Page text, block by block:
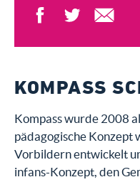
KOMPASS
Kompass wurde 2008
pädagogische Konzept
Vorbildern entwickelt
infans-Konzept, den